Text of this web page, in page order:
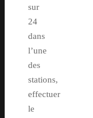
sur
24
dans
l’une
des
stations,
effectuer
le